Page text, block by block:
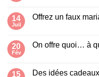
La
14
Juil
Offrez un faux
Offrez
20
Fév
On offre quoi… à
On
15
Des idées